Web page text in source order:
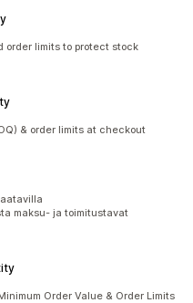
order limits to protect stock
& order limits at checkout
maksu- ja toimitustavat
Order Value & Order Limits